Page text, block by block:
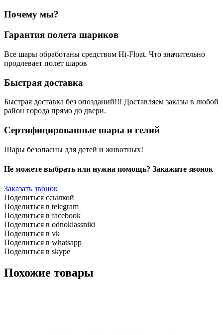
Почему мы?
Гарантия полета шариков
Все шары обработаны средством Hi-Float. Что значительно
продлевает полет шаров
Быстрая доставка
Быстрая доставка без опозданий!!! Доставляем заказы в любой
район города прямо до двери.
Сертифицированные шары и гелий
Шары безопасны для детей и животных!
Не можете выбрать или нужна помощь? Закажите звонок
Заказать звонок
Поделиться ссылкой
Поделиться в telegram
Поделиться в facebook
Поделиться в odnoklassniki
Поделиться в vk
Поделиться в whatsapp
Поделиться в skype
Похожие товары